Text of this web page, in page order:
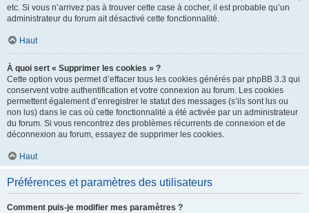
etc. Si vous n’arrivez pas à trouver cette case à cocher, il est probable qu’un
administrateur du forum ait désactivé cette fonctionnalité.
Haut
À quoi sert « Supprimer les cookies » ?
Cette option vous permet d’effacer tous les cookies générés par phpBB 3.3 qui
conservent votre authentification et votre connexion au forum. Les cookies
permettent également d’enregistrer le statut des messages (s’ils sont lus ou
non lus) dans le cas où cette fonctionnalité a été activée par un administrateur
du forum. Si vous rencontrez des problèmes récurrents de connexion et de
déconnexion au forum, essayez de supprimer les cookies.
Haut
Préférences et paramètres des utilisateurs
Comment puis-je modifier mes paramètres ?